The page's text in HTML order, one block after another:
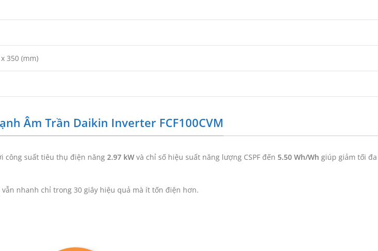
350 (mm)
Âm Trần Daikin Inverter FCF100CVM
công suất tiêu thụ điện năng 2.97 kW và chỉ số hiệu suất năng lượng CSPF đến 5.50 Wh/Wh giúp giảm tối đa
nhanh chỉ trong 30 giây hiệu quả mà ít tốn điện hơn.